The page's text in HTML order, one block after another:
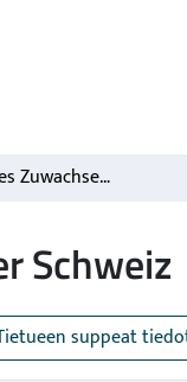
Ermittlelung des Zuwachses in der Schweiz
Schweiz
suppeat